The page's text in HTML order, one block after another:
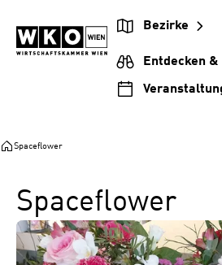
Inhalt
springen
Hauptnavigation
springen
Footer
springen
Bezirke
Entdecken
Spaceflower
Spaceflower